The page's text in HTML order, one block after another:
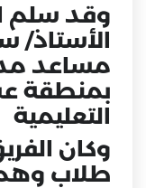
وقد سلم
الأستاذ/
مساعد
بمنطقة
التعليمية
وكان
طلاب